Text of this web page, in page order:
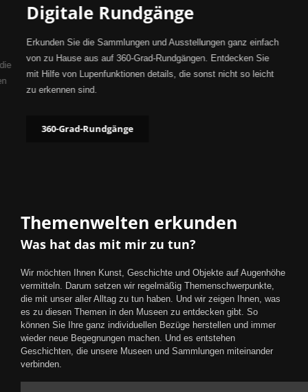
Digitale Rundgänge
Erkunden Sie die Sammlungen und Ausstellungen ganz einfach
von zu Hause aus auf 360-Grad-Rundgängen. Entdecken Sie
mit Hilfe von Lupenfunktionen details, die sonst nicht so leicht
zu erkennen sind.
360-Grad-Rundgänge
Themenwelten erkunden
Was hat das mit mir zu tun?
Wir möchten Ihnen Kunst, Geschichte und Objekte auf Augenhöhe
vermitteln. Darum setzen wir regelmäßig Themenschwerpunkte,
die mit unser aller Alltag zu tun haben. Und wir zeigen Ihnen, was
es zu diesen Themen in den Museen zu entdecken gibt. So
können Sie Ihre ganz individuellen Bezüge herstellen und immer
wieder neue Begegnungen machen. Und es entstehen
Geschichten, die unsere Museen und Sammlungen miteinander
verbinden.